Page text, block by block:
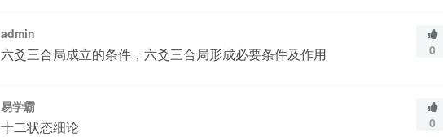
admin
0
六爻三合局成立的条件，六爻三合局形成必要条件及作用
易学霸
0
十二状态细论